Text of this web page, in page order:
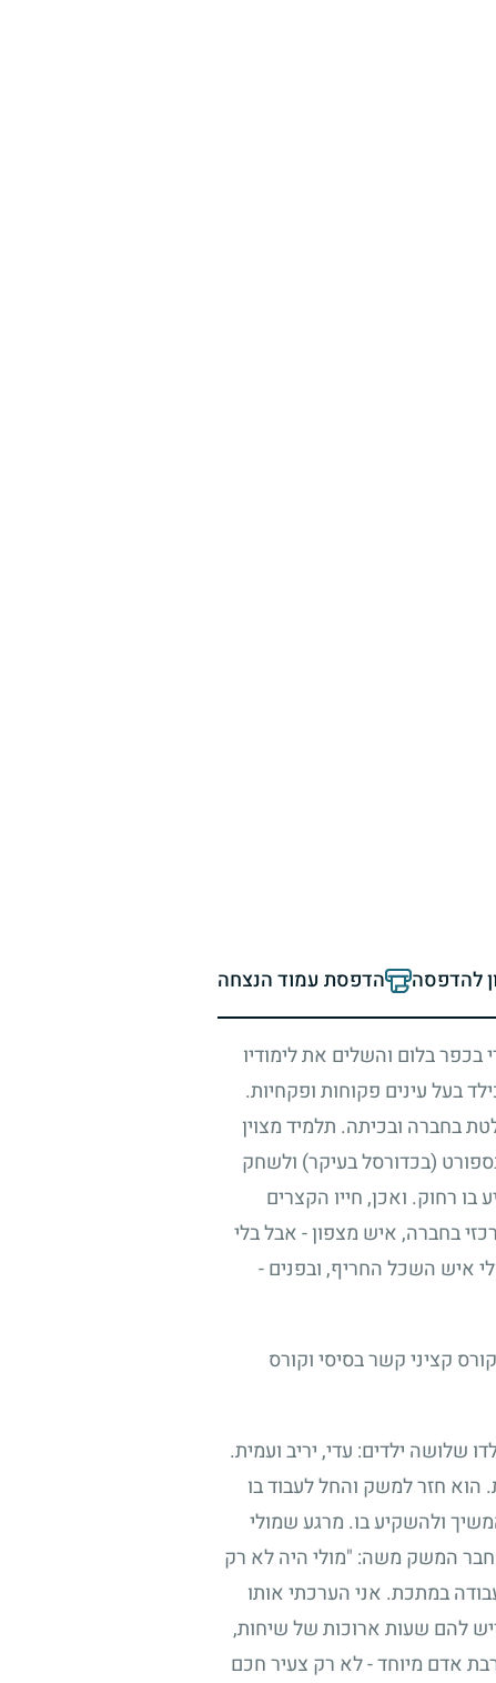
להדפסה הדפסת עמוד הנצחה
בלום והשלים את לימודיו
בעל עינים פקוחות ופקחיות.
בחברה ובכיתה. תלמיד מצוין
(בכדורסל בעיקר) ולשחק
בו רחוק. ואכן, חייו הקצרים
בחברה, איש מצפון-אבל בלי
איש השכל החריף, ובפנים-
קציני קשר בסיסי וקורס
שלושה ילדים: עדי, יריב ועמית.
הוא חזר למשק והחל לעבוד בו
ולהשקיע בו. מרגע שמולי
חבר המשק משה: "מולי היה לא רק
במתכת. אני הערכתי אותו
להם שעות ארוכות של שיחות,
אדם מיוחד-לא רק צעיר חכם